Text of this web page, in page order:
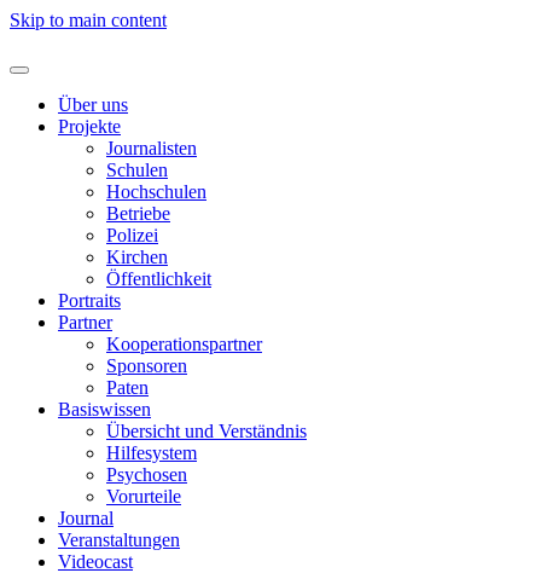
Skip to main content
Über uns
Projekte
Journalisten
Schulen
Hochschulen
Betriebe
Polizei
Kirchen
Öffentlichkeit
Portraits
Partner
Kooperationspartner
Sponsoren
Paten
Basiswissen
Übersicht und Verständnis
Hilfesystem
Psychosen
Vorurteile
Journal
Veranstaltungen
Videocast